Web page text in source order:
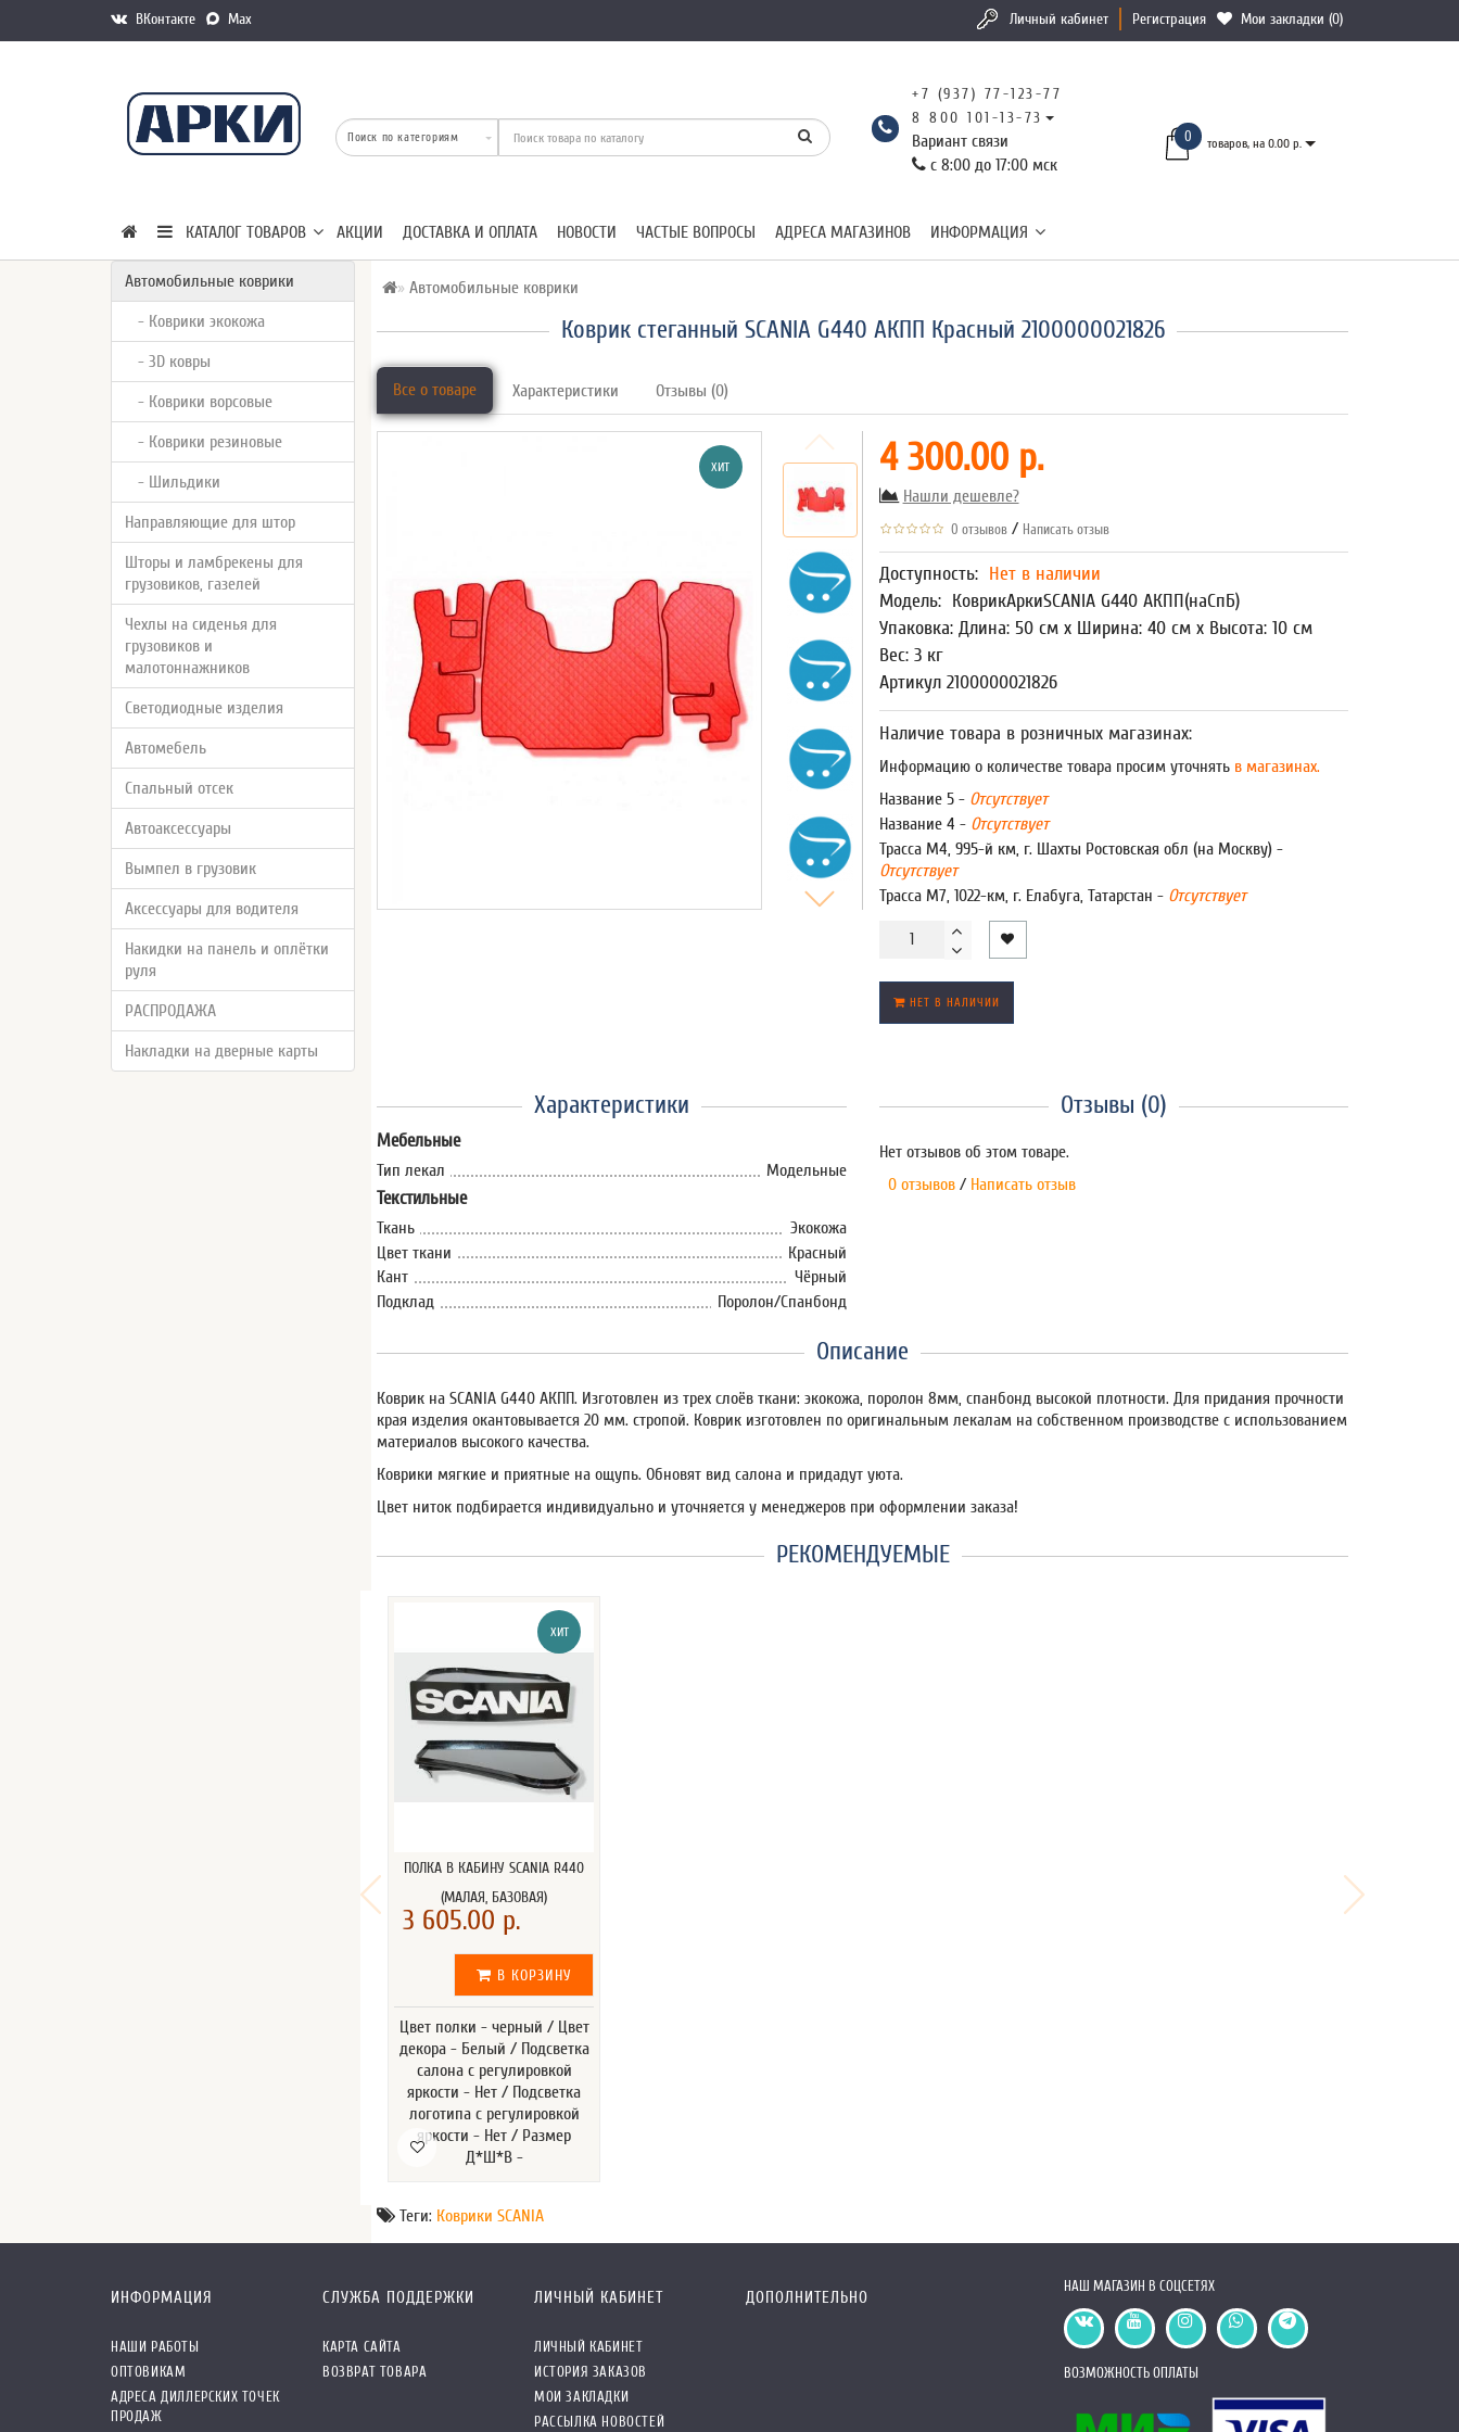
ВКонтакте Max Личный кабинет Регистрация Мои закладки (0)
+7 (937) 77-123-77
8 800 101-13-73
Вариант связи
с 8:00 до 17:00 мск
0 товаров, на 0.00 р.
КАТАЛОГ ТОВАРОВ АКЦИИ ДОСТАВКА И ОПЛАТА НОВОСТИ ЧАСТЫЕ ВОПРОСЫ АДРЕСА МАГАЗИНОВ ИНФОРМАЦИЯ
Автомобильные коврики
- Коврики экокожа
- 3D ковры
- Коврики ворсовые
- Коврики резиновые
- Шильдики
Направляющие для штор
Шторы и ламбрекены для
грузовиков, газелей
Чехлы на сиденья для
грузовиков и
малотоннажников
Светодиодные изделия
Автомебель
Спальный отсек
Автоаксессуары
Вымпел в грузовик
Аксессуары для водителя
Накидки на панель и оплётки
руля
РАСПРОДАЖА
Накладки на дверные карты
Автомобильные коврики
Коврик стеганный SCANIA G440 АКПП Красный 2100000021826
Все о товаре Характеристики Отзывы (0)
ХИТ 4 300.00 р.
Нашли дешевле?
0 отзывов / Написать отзыв
Доступность: Нет в наличии
Модель: КоврикАркиSCANIA G440 АКПП(наСпБ)
Упаковка: Длина: 50 см x Ширина: 40 см x Высота: 10 см
Вес: 3 кг
Артикул 2100000021826
Наличие товара в розничных магазинах:
Информацию о количестве товара просим уточнятьв магазинах.
Название 5 - Отсутствует
Название 4 - Отсутствует
Трасса М4, 995-й км, г. Шахты Ростовская обл (на Москву) -
Отсутствует
Трасса М7, 1022-км, г. Елабуга, Татарстан - Отсутствует
НЕТ В НАЛИЧИИ
Характеристики
Мебельные
Тип лекал Модельные
Текстильные
Ткань
Экокожа
Цвет ткани
Красный
Кант
Чёрный
Подклад
Поролон/Спанбонд
Отзывы (0)
Нет отзывов об этом товаре.
0 отзывов / Написать отзыв
Описание
Коврик на SCANIA G440 АКПП. Изготовлен из трех слоёв ткани: экокожа, поролон 8мм, спанбонд высокой плотности. Для придания прочности
края изделия окантовывается 20 мм. стропой. Коврик изготовлен по оригинальным лекалам на собственном производстве с использованием
материалов высокого качества.
Коврики мягкие и приятные на ощупь. Обновят вид салона и придадут уюта.
Цвет ниток подбирается индивидуально и уточняется у менеджеров при оформлении заказа!
РЕКОМЕНДУЕМЫЕ
ХИТ
ПОЛКА В КАБИНУ SCANIA R440
(МАЛАЯ, БАЗОВАЯ)
3 605.00 р.
В КОРЗИНУ
Цвет полки - черный / Цвет
декора - Белый / Подсветка
салона с регулировкой
яркости - Нет / Подсветка
логотипа с регулировкой
яркости - Нет / Размер
Д*Ш*В -
Теги: Коврики SCANIA
ИНФОРМАЦИЯ
НАШИ РАБОТЫ
ОПТОВИКАМ
АДРЕСА ДИЛЛЕРСКИХ ТОЧЕК
ПРОДАЖ
СЛУЖБА ПОДДЕРЖКИ
КАРТА САЙТА
ВОЗВРАТ ТОВАРА
ЛИЧНЫЙ КАБИНЕТ
ЛИЧНЫЙ КАБИНЕТ
ИСТОРИЯ ЗАКАЗОВ
МОИ ЗАКЛАДКИ
РАССЫЛКА НОВОСТЕЙ
ДОПОЛНИТЕЛЬНО
НАШ МАГАЗИН В СОЦСЕТЯХ
ВОЗМОЖНОСТЬ ОПЛАТЫ